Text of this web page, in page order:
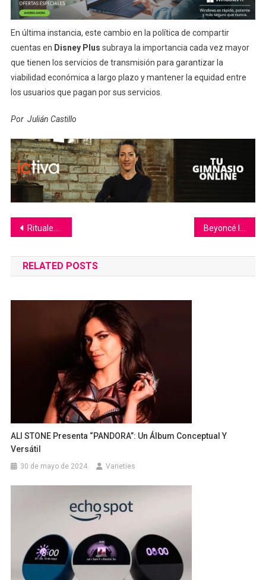
En última instancia, este cambio en la política de compartir
cuentas en Disney Plus subraya la importancia cada vez mayor
que tienen los servicios de transmisión para garantizar la
viabilidad económica a largo plazo y mantener la equidad entre
los usuarios que pagan por sus servicios.
Por Julián Castillo
Navegación
de
entradas
Rituales de San Valentín para el 14 de febrero: activa la energía del amor
RELATED POSTS
ALI STONE Presenta “PANDORA”: Un Álbum Conceptual Y
Versátil
30 de mayo de 2024 Varieties